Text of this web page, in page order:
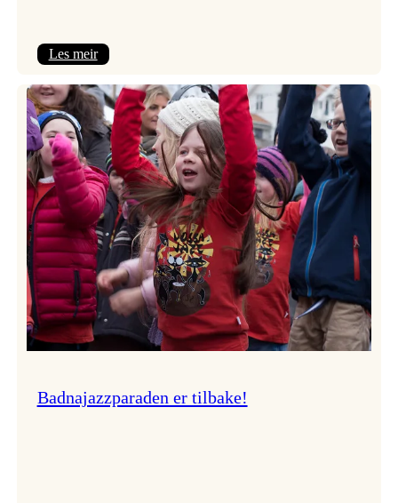
Les meir:
2026
–
Ingunn van Etten
Badnajazzparaden er tilbake!